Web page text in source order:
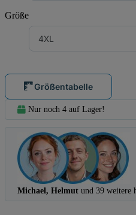
Größe
4XL
Größentabelle
Nur noch 4 auf Lager!
Michael, Helmut und 39 weitere